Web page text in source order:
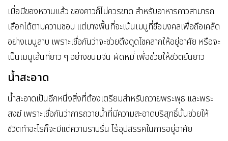
เมื่อมีของหวานแล้ว ของคาวก็ไม่ควรขาด สำหรับอาหารคาวสามารถ
เลือกได้ตามความชอบ แต่บางพื้นที่จะเน้นเมนูที่ชื่อมงคลเพื่อถือเคล็ด
อย่างเมนูลาบ เพราะเชื่อกันว่าจะช่วยดึงดูดโชคลาภให้อยู่อาศัย หรือจะ
เป็นเมนูเส้นที่ยาว ๆ อย่างขนมจีน ผัดหมี่ เพื่อช่วยให้ชีวิตยืนยาว
น้ำสะอาด
น้ำสะอาดเป็นอีกหนึ่งสิ่งที่ต้องเตรียมสำหรับถวายพระพุธ และพระ
สงฆ์ เพราะเชื่อกันว่าการถวายน้ำที่มีความสะอาดบริสุทธิ์นั้นช่วยให้
ชีวิตทำอะไรก็จะมีแต่ความราบรื่น ไร้อุปสรรคในการอยู่อาศัย